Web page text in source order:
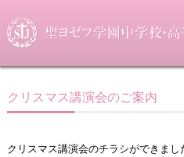
クリスマス講演会のご案内
クリスマス講演会のチラシができま